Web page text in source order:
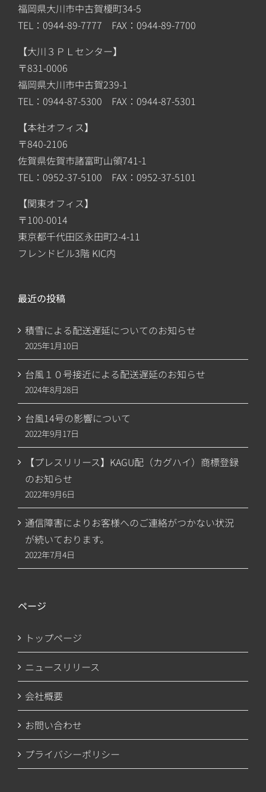
福岡県大川市中古賀榎町34-5
TEL：0944-89-7777 FAX：0944-89-7700
【大川３ＰＬセンター】
〒831-0006
福岡県大川市中古賀239-1
TEL：0944-87-5300 FAX：0944-87-5301
【本社オフィス】
〒840-2106
佐賀県佐賀市諸富町山領741-1
TEL：0952-37-5100 FAX：0952-37-5101
【関東オフィス】
〒100-0014
東京都千代田区永田町2-4-11
フレンドビル3階 KIC内
最近の投稿
積雪による配送遅延についてのお知らせ
2025年1月10日
台風１０号接近による配送遅延のお知らせ
2024年8月28日
台風14号の影響について
2022年9月17日
【プレスリリース】KAGU配（カグハイ）商標登録
のお知らせ
2022年9月6日
通信障害によりお客様へのご連絡がつかない状況
が続いております。
2022年7月4日
ページ
トップページ
ニュースリリース
会社概要
お問い合わせ
プライバシーポリシー